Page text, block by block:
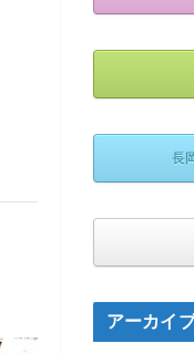
長
アーカイ